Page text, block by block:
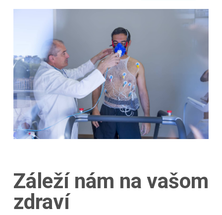
Záleží nám na vašom
zdraví